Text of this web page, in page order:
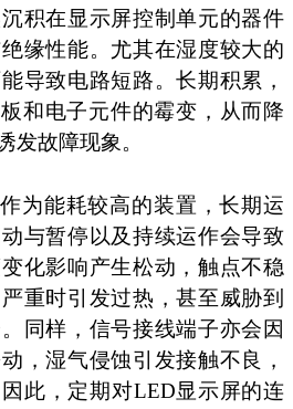
积在显示屏控制单元的器件
缘性能。尤其在湿度较大的
导致电路短路。长期积累，
和电子元件的霉变，从而降
发故障现象。
为能耗较高的装置，长期运
与暂停以及持续运作会导致
化影响产生松动，触点不稳
重时引发过热，甚至威胁到
同样，信号接线端子亦会因
，湿气侵蚀引发接触不良，
此，定期对LED显示屏的连